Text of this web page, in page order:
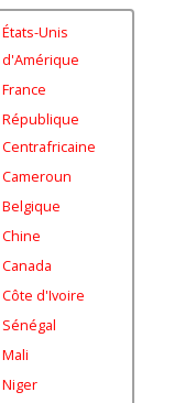
États-Unis
d'Amérique
France
République
Centrafricaine
Cameroun
Belgique
Chine
Canada
Côte d'Ivoire
Sénégal
Mali
Niger